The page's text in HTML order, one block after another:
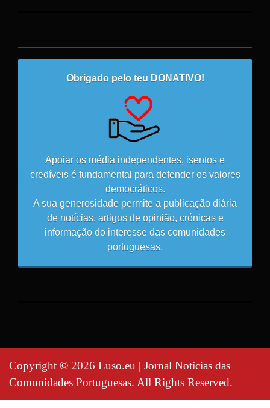
Obrigado pelo teu DONATIVO!
Apoiar os média independentes, isentos e
credíveis é fundamental para defender os valores
democráticos.
A sua generosidade permite a publicação diária
de notícias, artigos de opinião, crónicas e
informação do interesse das comunidades
portuguesas.
Copyright © 2026 Luso.eu | Jornal Notícias das
Comunidades Portuguesas. All Rights Reserved.